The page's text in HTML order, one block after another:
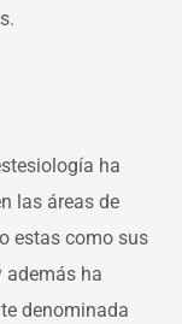
ha
las áreas de
estas como sus
además ha
denominada